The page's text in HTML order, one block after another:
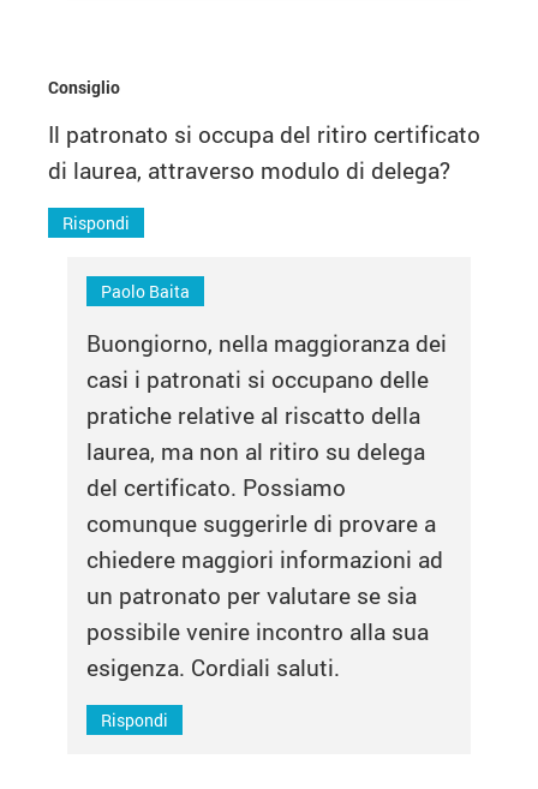
Consiglio
Il patronato si occupa del ritiro certificato
di laurea, attraverso modulo di delega?
Rispondi
Paolo Baita
Buongiorno, nella maggioranza dei
casi i patronati si occupano delle
pratiche relative al riscatto della
laurea, ma non al ritiro su delega
del certificato. Possiamo
comunque suggerirle di provare a
chiedere maggiori informazioni ad
un patronato per valutare se sia
possibile venire incontro alla sua
esigenza. Cordiali saluti.
Rispondi